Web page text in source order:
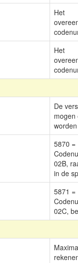
Het
Het
De
mogen
5870 =
02B,
in de
5871 =
02C,